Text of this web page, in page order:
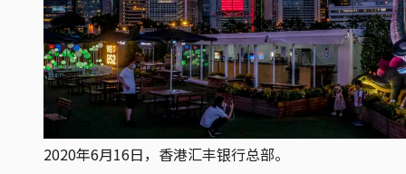
2020年6月16日，香港汇丰银行总部。